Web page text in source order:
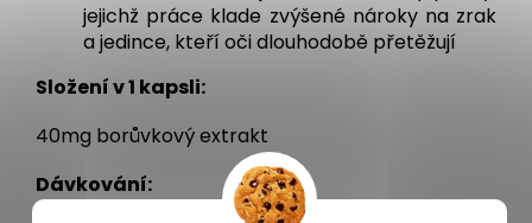
jejichž práce klade zvýšené nároky na zrak
a jedince, kteří oči dlouhodobě přetěžují
Složení v 1 kapsli:
40mg borůvkový extrakt
Dávkování: